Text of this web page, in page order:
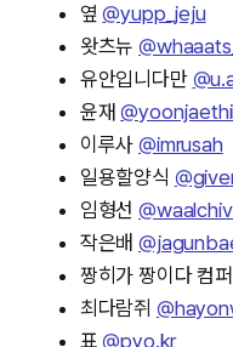
옆 @yupp_jeju
왓츠뉴
유안입니다만
윤재
이루사 @imrusah
일용할양식
임형선
작은배
짱히가 짱이다 컴
최다람쥐
표 @pyo.kr